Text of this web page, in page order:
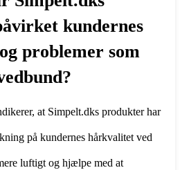
kundernes
problemer som
at Simpelt.dks produkter har
på kundernes hårkvalitet ved
luftigt og hjælpe med at